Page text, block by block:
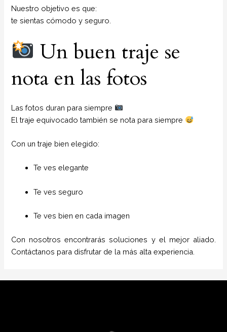
Nuestro objetivo es que:
te sientas cómodo y seguro.
Un buen traje se
nota en las fotos
Las fotos duran para siempre
El traje equivocado también se nota para siempre
Con un traje bien elegido:
Te ves elegante
Te ves seguro
Te ves bien en cada imagen
Con nosotros encontrarás soluciones y el mejor aliado.
Contáctanos para disfrutar de la más alta experiencia.